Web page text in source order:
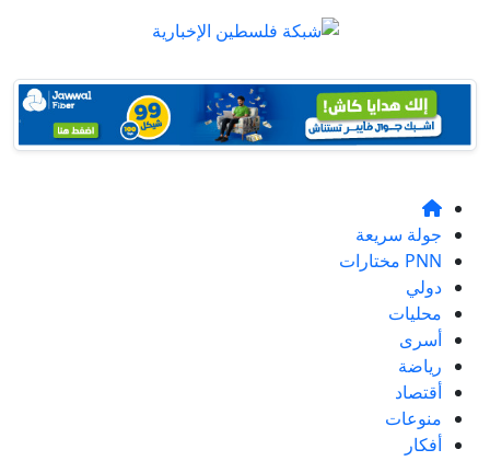
جولة سريعة
PNN مختارات
دولي
محليات
أسرى
رياضة
أقتصاد
منوعات
أفكار